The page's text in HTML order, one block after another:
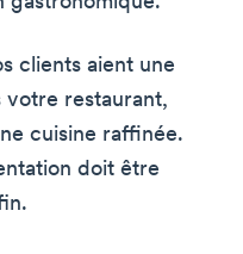
clients aient une
votre restaurant,
cuisine raffinée.
doit être